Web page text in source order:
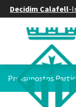
Decidim Calafell-
Pressupostos